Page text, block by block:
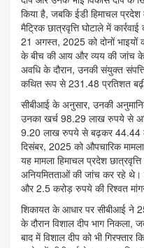
किया है, जबकि ईडी हिमाचल
मैट्रिक छात्रवृत्ति घोटाले में
21 अगस्त, 2025 को दोनों
के बीच की आय और व्यय की जांच के
अवधि के दौरान, उनकी संयुक्त
कथित रूप से 231.48 प्रतिशत
सीबीआई के अनुसार, उनकी
उनका खर्च 98.29 लाख रुपये से
9.20 लाख रुपये से बढ़कर 44.44
दिसंबर, 2025 को औपचारिक
यह मामला हिमाचल प्रदेश
अनियमितताओं की जांच कर रहे थे।
और 2.5 करोड़ रुपये की रिश्वत
शिकायत के आधार पर सीबीआई ने
के दौरान विशाल दीप भाग निकला,
बाद में विशाल दीप को भी